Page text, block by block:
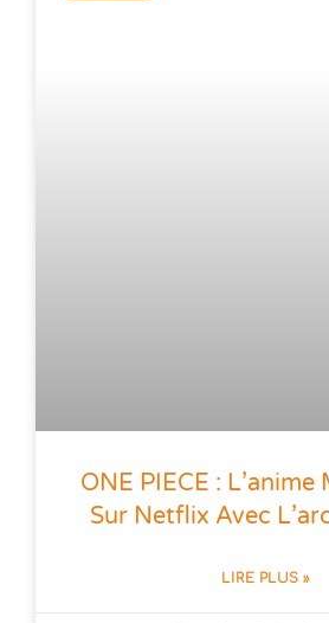
ONE PIECE : L’anime
Sur Netflix Avec
LIRE PLUS »